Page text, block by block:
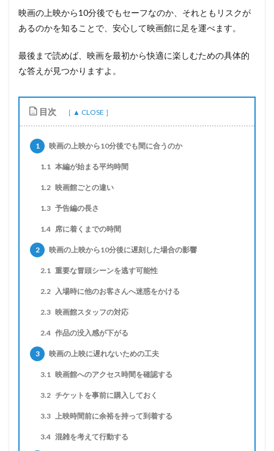
映画の上映から10分後でもセーフなのか、それともリスクが
あるのかを知ることで、安心して映画館に足を運べます。
最後まで読めば、映画を最初から快適に楽しむための具体的
な答えが見つかりますよ。
目次
1 映画の上映から10分後でも間に合うのか
1.1 本編が始まる平均時間
1.2 映画館ごとの違い
1.3 予告編の長さ
1.4 席に着くまでの時間
2 映画の上映から10分後に遅刻した場合の影響
2.1 重要な冒頭シーンを逃す可能性
2.2 入場時に他のお客さんへ迷惑をかける
2.3 映画館スタッフの対応
2.4 作品の没入感が下がる
3 映画の上映に遅れないための工夫
3.1 映画館へのアクセス時間を確認する
3.2 チケットを事前に購入しておく
3.3 上映時間前に余裕を持って到着する
3.4 混雑を考えて行動する